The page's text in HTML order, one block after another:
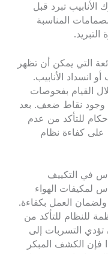
تبرد قبل
المناسبة
التي يمكن أن تظهر
انسداد الأنابيب.
القيام بفحوصات
وجود نقاط ضعف. بعد
للتأكد من عدم
على كفاءة نظام
في التكييف
لمكيفات الهواء
ولضمان العمل بكفاءة.
للنظام للتأكد من
التسربات إلى
فإن الكشف المبكر